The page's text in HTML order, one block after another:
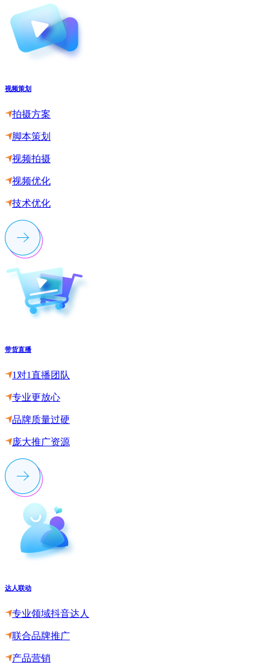
视频策划
拍摄方案
脚本策划
视频拍摄
视频优化
技术优化
带货直播
1对1直播团队
专业更放心
品牌质量过硬
庞大推广资源
达人联动
专业领域抖音达人
联合品牌推广
产品营销